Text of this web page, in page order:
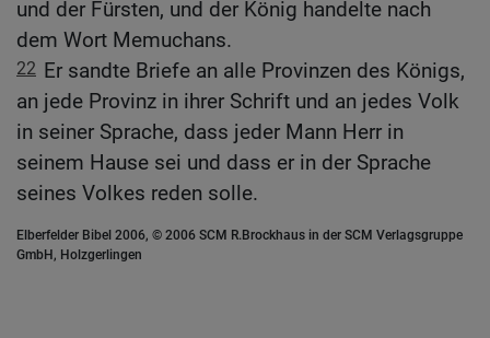
und der Fürsten, und der König handelte nach
dem Wort Memuchans.
22 Er sandte Briefe an alle Provinzen des Königs,
an jede Provinz in ihrer Schrift und an jedes Volk
in seiner Sprache, dass jeder Mann Herr in
seinem Hause sei und dass er in der Sprache
seines Volkes reden solle.
Elberfelder Bibel 2006, © 2006 SCM R.Brockhaus in der SCM Verlagsgruppe
GmbH, Holzgerlingen